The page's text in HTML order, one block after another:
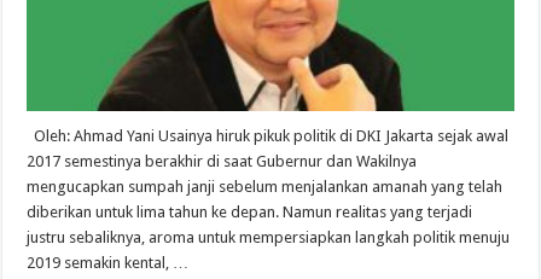
Oleh: Ahmad Yani Usainya hiruk pikuk politik di DKI Jakarta sejak awal
2017 semestinya berakhir di saat Gubernur dan Wakilnya
mengucapkan sumpah janji sebelum menjalankan amanah yang telah
diberikan untuk lima tahun ke depan. Namun realitas yang terjadi
justru sebaliknya, aroma untuk mempersiapkan langkah politik menuju
2019 semakin kental, …